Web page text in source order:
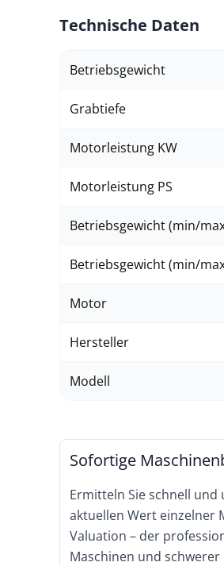
Technische Daten
Betriebsgewicht
Grabtiefe
Motorleistung KW
Motorleistung PS
Betriebsgewicht (min/
Betriebsgewicht (min/
Motor
Hersteller
Modell
Sofortige
Ermitteln Sie schnell
aktuellen Wert einzelner
Valuation – der
Maschinen und schwerer